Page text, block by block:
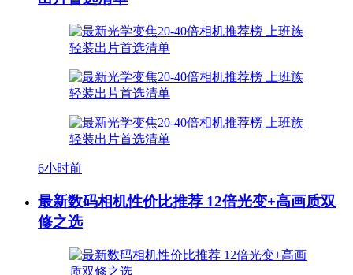
6小时前
最新数码相机性价比推荐 12倍光变+高画质双
修之选